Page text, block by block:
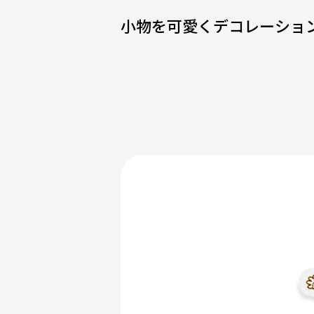
小物を可愛くデコレーショ